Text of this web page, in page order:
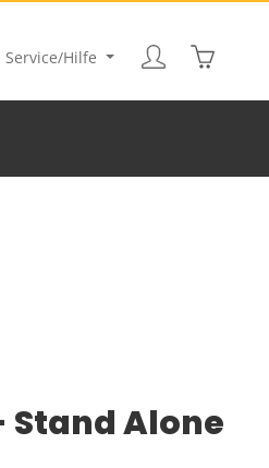
Service/Hilfe
Stand Alone